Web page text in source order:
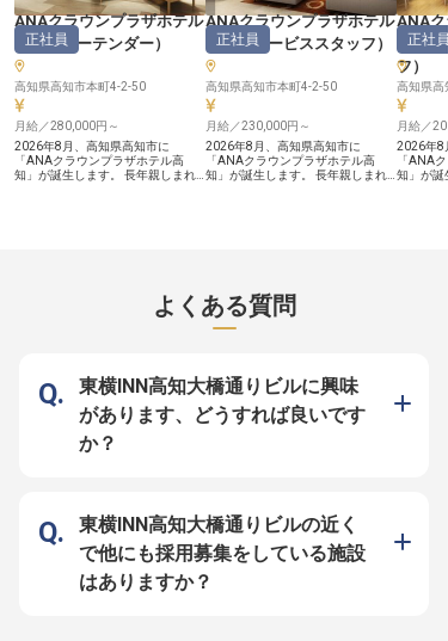
ANAクラウンプラザホテル
高知（バーテンダー）
正社員
高知県高知市本町4-2-50
月給／280,000円～
2026年8月、高知県高知市に
「ANAクラウンプラザホテル高
知」が誕生します。 長年親しまれ
め、在庫管理など幅広い業務を担当
していただきます。お客様が一日の
円スタート ■表彰制度・賞与あり ■
年間休日101日、月平均残業10時間
程度 ■資格取得支援制度・研修制度
る中で、接客スキルやお酒に関する
リブランドオープンを迎えるホテル
バーで、お客様に心地よい時間と特
別な体験を提供してみませんか。
ANAクラウンプラザホテル
高知（サービススタッフ ）
正社員
高知県高知市本町4-2-50
月給／230,000円～
2026年8月、高知県高知市に
「ANAクラウンプラザホテル高
知」が誕生します。 長年親しまれ
す。 ホテル館内や周辺施設のご案
内、各種お問合せへの対応などを通
じて、お客様が快適に滞在できる環
取得率・復帰率100％ ■単身赴任時
の住宅補助制度あり 経済的負担を
軽減 ■トレーニング制度でスキルア
ップをサポート お客様一人ひとり
ています。
ANA
高知（
フ ）
正社員
高知県高
月給／
2026年8
「ANA
知」が誕
月平均残
い方を
よくある質問
東横INN高知大橋通りビルに興味
があります、どうすれば良いです
か？
東横INN高知大橋通りビルの近く
で他にも採用募集をしている施設
はありますか？